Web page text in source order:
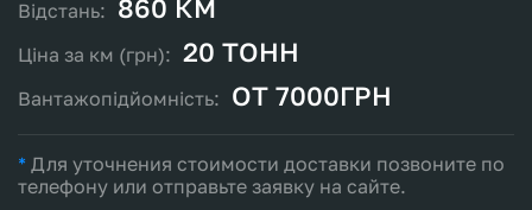
860 КМ
20 ТОНН
ОТ 7000ГРН
* Для уточнения стоимости доставки позвоните по
телефону или отправьте заявку на сайте.